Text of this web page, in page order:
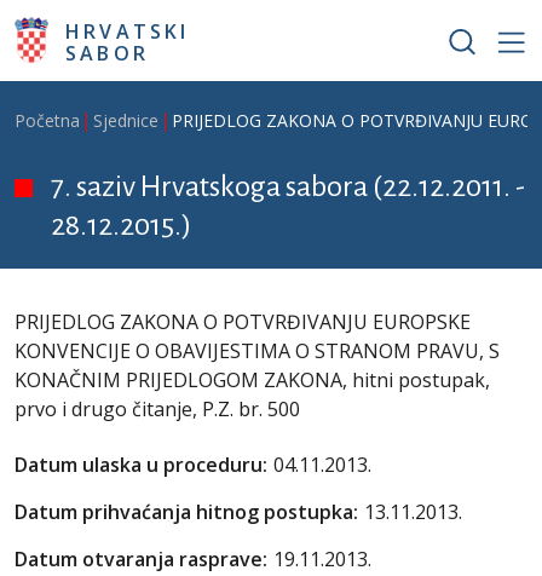
Skoči na glavni sadržaj
HRVATSKI
SABOR
Breadcrumb
Početna Sjednice PRIJEDLOG ZAKONA O POTVRĐIVANJU
7. saziv Hrvatskoga sabora (22.12.2011. -
28.12.2015.)
PRIJEDLOG ZAKONA O POTVRĐIVANJU EUROPSKE
KONVENCIJE O OBAVIJESTIMA O STRANOM PRAVU, S
KONAČNIM PRIJEDLOGOM ZAKONA, hitni postupak,
prvo i drugo čitanje, P.Z. br. 500
Datum ulaska u proceduru: 04.11.2013.
Datum prihvaćanja hitnog postupka: 13.11.2013.
Datum otvaranja rasprave: 19.11.2013.